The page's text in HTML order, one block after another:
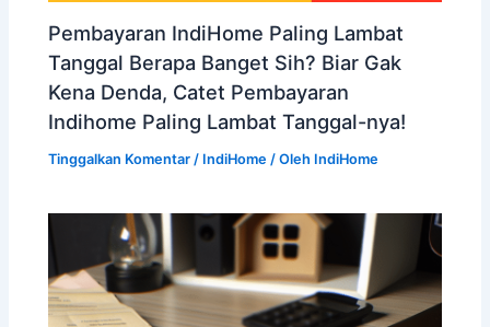
Pembayaran IndiHome Paling Lambat
Tanggal Berapa Banget Sih? Biar Gak
Kena Denda, Catet Pembayaran
Indihome Paling Lambat Tanggal-nya!
Tinggalkan Komentar / IndiHome / Oleh IndiHome